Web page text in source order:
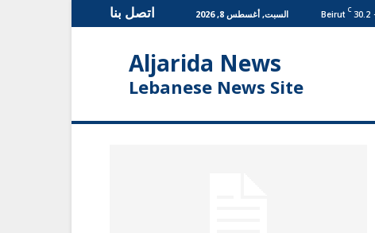
30.2
C
Beirut السبت, أغسطس 8, 2026 اتصل بنا
Aljarida News
Lebanese News Site